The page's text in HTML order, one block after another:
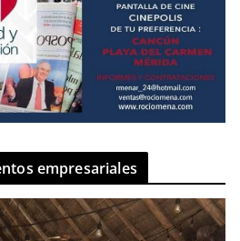
empresariales